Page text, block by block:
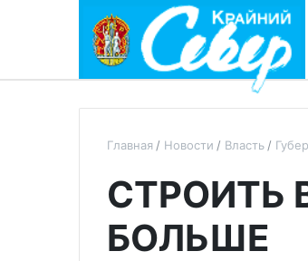
Главная Новости Власть
СТРОИТЬ
БОЛЬШЕ